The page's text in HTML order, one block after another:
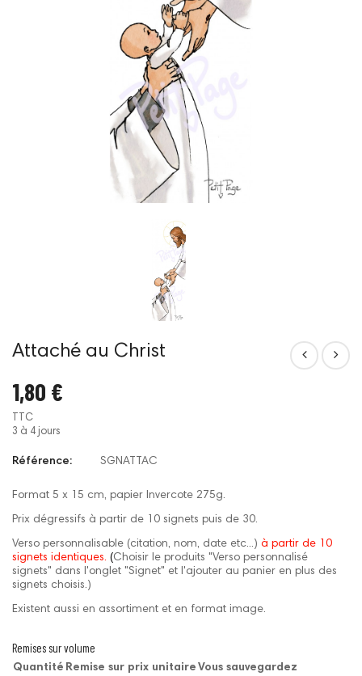
Attaché au Christ
1,80 €
TTC
3 à 4 jours
Référence: SGNATTAC
Format 5 x 15 cm, papier Invercote 275g.
Prix dégressifs à partir de 10 signets puis de 30.
Verso personnalisable (citation, nom, date etc...) à partir de 10
signets identiques. (Choisir le produits "Verso personnalisé
signets" dans l'onglet "Signet" et l'ajouter au panier en plus des
signets choisis.)
Existent aussi en assortiment et en format image.
Remises sur volume
Quantité Remise sur prix unitaire Vous sauvegardez